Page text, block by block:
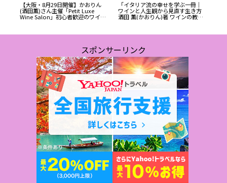
【大阪・8月29日開催】かおりん
(酒田薫)さん主催「Petit Luxe
Wine Salon」初心者歓迎のワイン
「イタリア流の幸せを学ぶ一冊｜
ワインと人生観から見直す生き方
酒田 薫(かおりん)著 ワインの教科
スポンサーリンク